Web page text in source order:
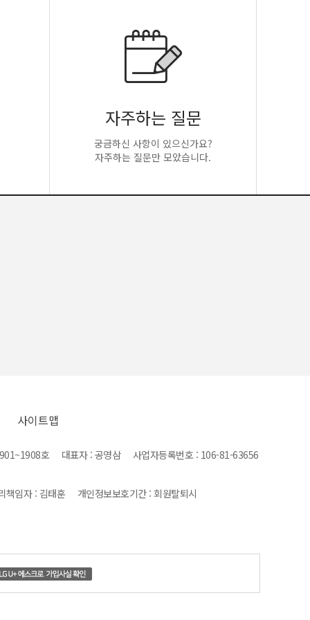
자주하는 질문
궁금하신 사항이 있으신가요?
자주하는 질문만 모았습니다.
사이트맵
호 대표자 : 공영삼 사업자등록번호 : 106-81-63656
임자 : 김태훈 개인정보보호기간 : 회원탈퇴시